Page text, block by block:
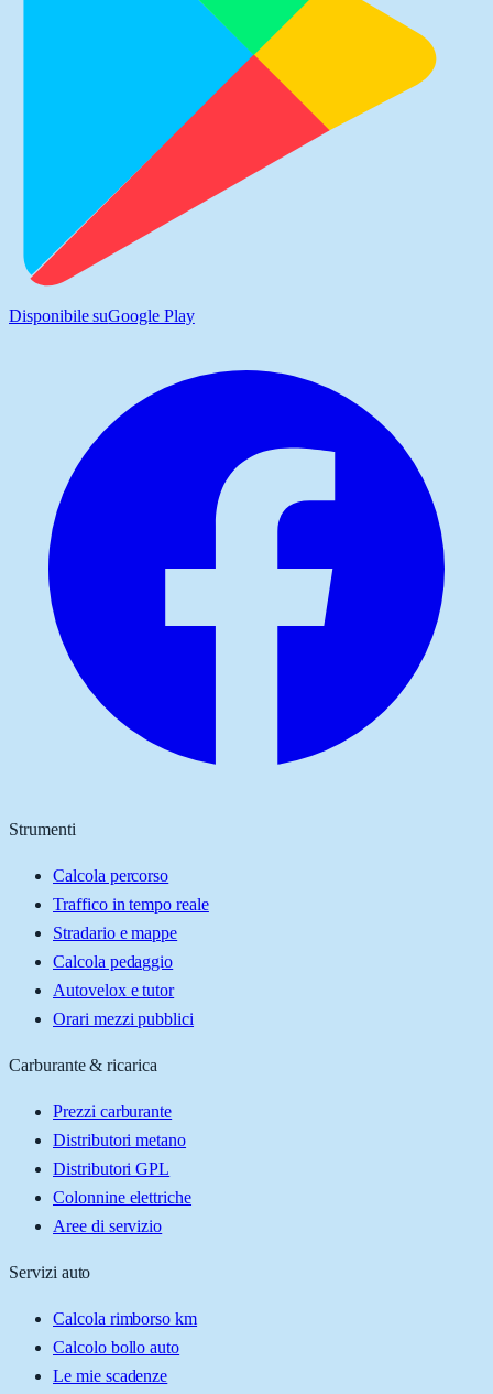
Disponibile suGoogle Play
Strumenti
Calcola percorso
Traffico in tempo reale
Stradario e mappe
Calcola pedaggio
Autovelox e tutor
Orari mezzi pubblici
Carburante & ricarica
Prezzi carburante
Distributori metano
Distributori GPL
Colonnine elettriche
Aree di servizio
Servizi auto
Calcola rimborso km
Calcolo bollo auto
Le mie scadenze